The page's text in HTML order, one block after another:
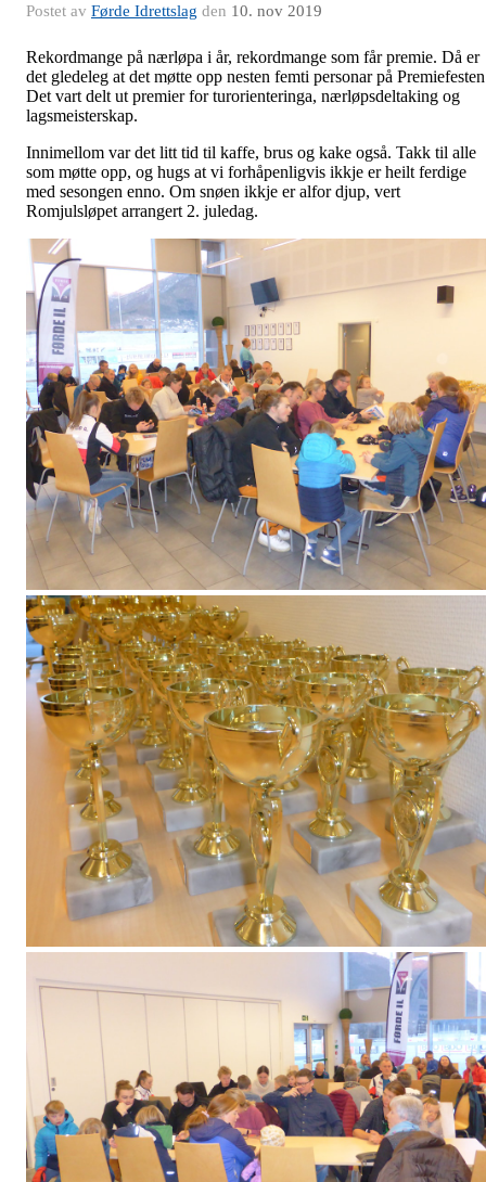
Postet av Førde Idrettslag den 10. nov 2019
Rekordmange på nærløpa i år, rekordmange som får premie. Då er
det gledeleg at det møtte opp nesten femti personar på
Det vart delt ut premier for turorienteringa, nærløpsdeltaking og
lagsmeisterskap.
Innimellom var det litt tid til kaffe, brus og kake også. Takk til alle
som møtte opp, og hugs at vi forhåpenligvis ikkje er heilt ferdige
med sesongen enno. Om snøen ikkje er alfor djup, vert
Romjulsløpet arrangert 2. juledag.